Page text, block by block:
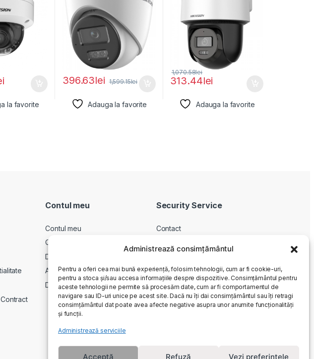
Administrează consimțământul
Pentru a oferi cea mai bună experiență, folosim tehnologii, cum ar fi cookie-uri,
pentru a stoca și/sau accesa informațiile despre dispozitive. Consimțământul pentru
aceste tehnologii ne permite să procesăm date, cum ar fi comportamentul de
navigare sau ID-uri unice pe acest site. Dacă nu îți dai consimțământul sau îți retragi
consimțământul dat poate avea afecte negative asupra unor anumite funcționalități
și funcții.
Administrează serviciile
Acceptă Refuză Vezi preferințele
la favorite
396.63lei 1,599.15lei
Adauga la favorite
313.44lei
1,070.58lei
Adauga la favorite
Contul meu
Contul meu
Comenzi
Descarcari
Adrese
Detalii cont
Security Service
Contact
Service si garantie
Cum cumpar
Returnari